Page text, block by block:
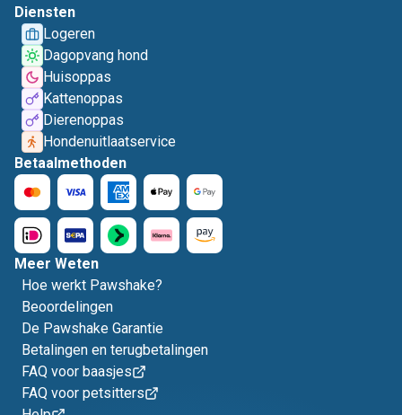
Diensten
Logeren
Dagopvang hond
Huisoppas
Kattenoppas
Dierenoppas
Hondenuitlaatservice
Betaalmethoden
Meer Weten
Hoe werkt Pawshake?
Beoordelingen
De Pawshake Garantie
Betalingen en terugbetalingen
FAQ voor baasjes
FAQ voor petsitters